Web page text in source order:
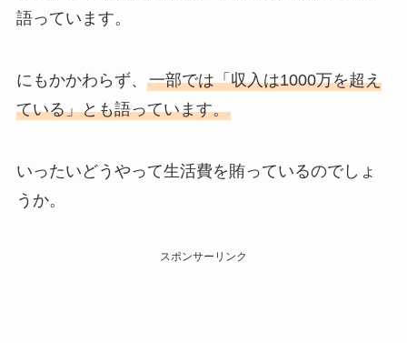
語っています。
にもかかわらず、 一部では「収入は1000万を超え
ている」とも語っています。
いったいどうやって生活費を賄っているのでしょ
うか。
スポンサーリンク